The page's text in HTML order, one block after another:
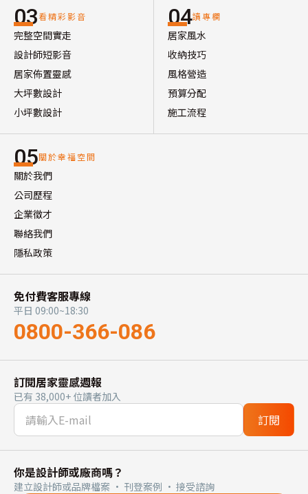
03看精彩影音
完整空間實走
設計師短影音
居家佈置靈感
大坪數設計
小坪數設計
04讀專欄
居家風水
收納技巧
風格營造
預算分配
施工流程
05關於幸福空間
關於我們
公司歷程
企業徵才
聯絡我們
隱私政策
免付費客服專線
平日 09:00~18:30
0800-366-086
訂閱居家靈感週報
已有 38,000+ 位讀者加入
訂閱
你是設計師或廠商嗎？
建立設計師或品牌檔案 · 刊登案例 · 接受諮詢